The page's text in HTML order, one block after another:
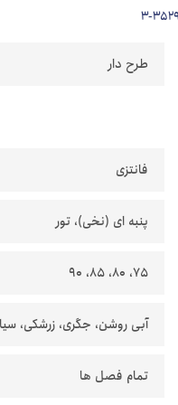
طرح دار
فانتزی
پنبه ای (نخی)، تور
75، 80، 85، 90
آبی روشن، جگری، زرشکی،
تمام فصل ها